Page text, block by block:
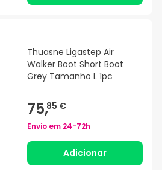
Thuasne Ligastep Air
Walker Boot Short Boot
Grey Tamanho L 1pc
75,85 €
Envio em 24-72h
Adicionar